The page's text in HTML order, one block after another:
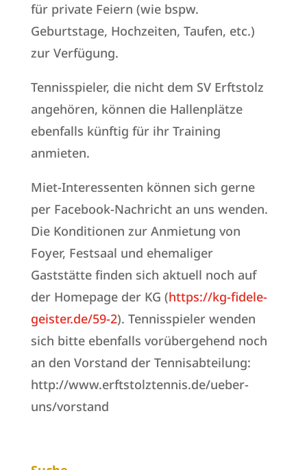
für private Feiern (wie bspw.
Geburtstage, Hochzeiten, Taufen, etc.)
zur Verfügung.
Tennisspieler, die nicht dem SV Erftstolz
angehören, können die Hallenplätze
ebenfalls künftig für ihr Training
anmieten.
Miet-Interessenten können sich gerne
per Facebook-Nachricht an uns wenden.
Die Konditionen zur Anmietung von
Foyer, Festsaal und ehemaliger
Gaststätte finden sich aktuell noch auf
der Homepage der KG (https://kg-fidele-
geister.de/59-2). Tennisspieler wenden
sich bitte ebenfalls vorübergehend noch
an den Vorstand der Tennisabteilung:
http://www.erftstolztennis.de/ueber-
uns/vorstand